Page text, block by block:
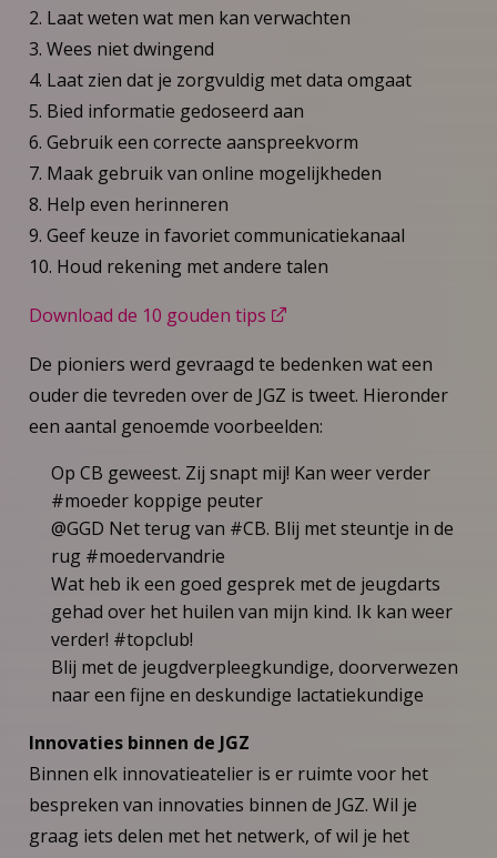
2. Laat weten wat men kan verwachten
3. Wees niet dwingend
4. Laat zien dat je zorgvuldig met data omgaat
5. Bied informatie gedoseerd aan
6. Gebruik een correcte aanspreekvorm
7. Maak gebruik van online mogelijkheden
8. Help even herinneren
9. Geef keuze in favoriet communicatiekanaal
10. Houd rekening met andere talen
Download de 10 gouden tips
De pioniers werd gevraagd te bedenken wat een
ouder die tevreden over de JGZ is tweet. Hieronder
een aantal genoemde voorbeelden:
Op CB geweest. Zij snapt mij! Kan weer verder
#moeder koppige peuter
@GGD Net terug van #CB. Blij met steuntje in de
rug #moedervandrie
Wat heb ik een goed gesprek met de jeugdarts
gehad over het huilen van mijn kind. Ik kan weer
verder! #topclub!
Blij met de jeugdverpleegkundige, doorverwezen
naar een fijne en deskundige lactatiekundige
Innovaties binnen de JGZ
Binnen elk innovatieatelier is er ruimte voor het
bespreken van innovaties binnen de JGZ. Wil je
graag iets delen met het netwerk, of wil je het